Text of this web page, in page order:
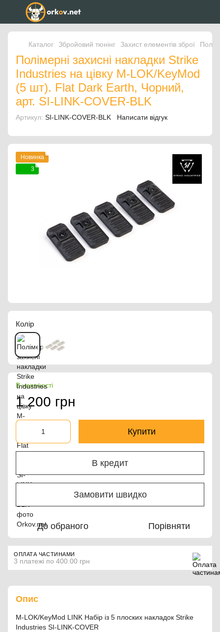
Каталог Збройовий тюнінг Захист елементів зброї
Полімерні захисні накладки Strike
Industries на цівку M-LOK/KeyMod
(5 шт). Flat Dark Earth, Чорний,
арт. SI-LINK-COVER-BLK
Артикул: SI-LINK-COVER-BLK Написати відгук
Новинка
3
Колір
В наявності
1 200 грн
Купити
В кредит
Замовити швидко
До обраного Порівняти
ОПЛАТА ЧАСТИНАМИ
3 платежі по 400.00 грн
Опис
M-LOK/KeyMod LINK Набір із 5 плоских накладок Strike
Industries SI-LINK-COVER